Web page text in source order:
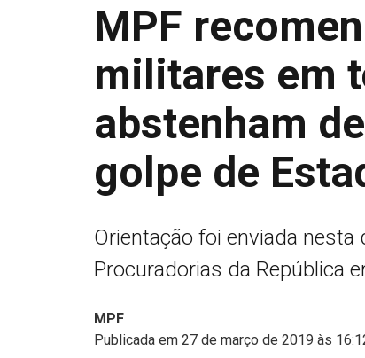
MPF
militares em
abstenham
golpe de
Orientação foi enviada
Procuradorias da República
MPF
Publicada em 27 de março de 2019 às